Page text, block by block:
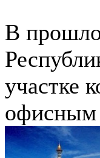
В
участке
офисным